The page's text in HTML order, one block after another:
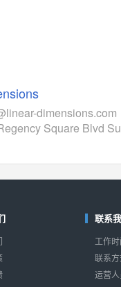
(意法-ST)
对比
对比
-Renesas)
对比
dimensions.com
Square Blvd
联系
工作
联系
运营